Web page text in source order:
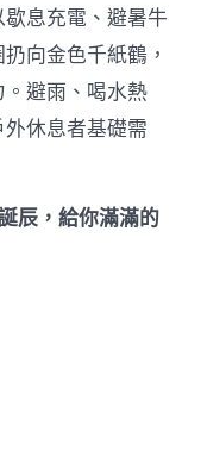
息充電、避暑牛
向金色千紙鶴，
避雨、喝水熱
休息者基礎需
辰，給你滿滿的